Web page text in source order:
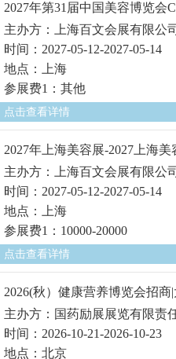
2027年第31届中国美容博览会
主办方：上海百文会展有限公司
时间：2027-05-12-2027-05-14
地点：上海
参展费1：其他
点击查看详情
2027年上海美容展-2027上海
主办方：上海百文会展有限公司
时间：2027-05-12-2027-05-14
地点：上海
参展费1：10000-20000
点击查看详情
2026(秋）健康营养博览会招
主办方：国药励展展览有限责
时间：2026-10-21-2026-10-23
地点：北京